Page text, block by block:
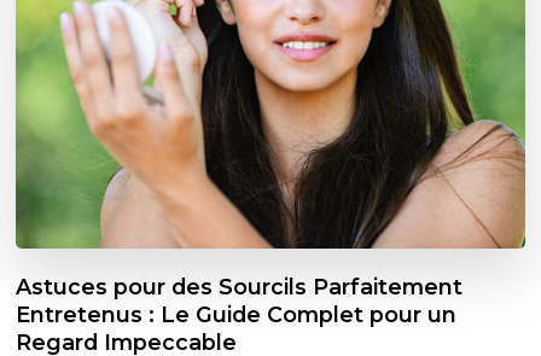
Astuces pour des Sourcils Parfaitement
Entretenus : Le Guide Complet pour un
Regard Impeccable